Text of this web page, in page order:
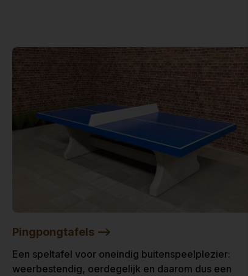
Pingpongtafels -->
Een speltafel voor oneindig buitenspeelplezier:
weerbestendig, oerdegelijk en daarom dus een